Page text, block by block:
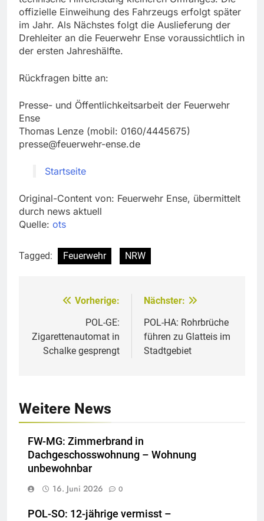
offizielle Einweihung des Fahrzeugs erfolgt später
im Jahr. Als Nächstes folgt die Auslieferung der
Drehleiter an die Feuerwehr Ense voraussichtlich in
der ersten Jahreshälfte.
Rückfragen bitte an:
Presse- und Öffentlichkeitsarbeit der Feuerwehr
Ense
Thomas Lenze (mobil: 0160/4445675)
presse@feuerwehr-ense.de
Startseite
Original-Content von: Feuerwehr Ense, übermittelt
durch news aktuell
Quelle: ots
Tagged: Feuerwehr NRW
Beitragsnavigation
Vorherige:
POL-GE:
Zigarettenautomat in
Schalke gesprengt
Nächster:
POL-HA: Rohrbrüche
führen zu Glatteis im
Stadtgebiet
Weitere News
FW-MG: Zimmerbrand in
Dachgeschosswohnung – Wohnung
unbewohnbar
16. Juni 2026
0
POL-SO: 12-jährige vermisst –